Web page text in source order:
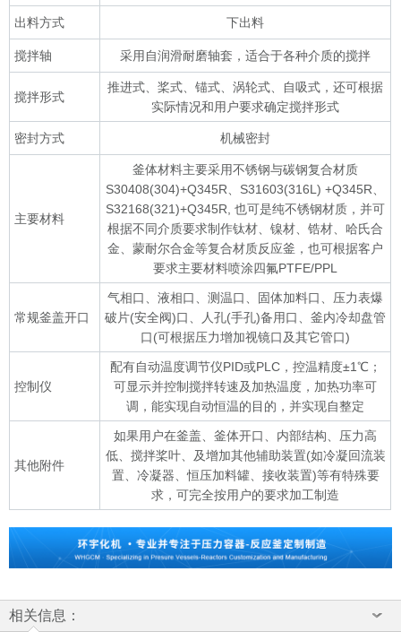
出料方式 下出料
搅拌轴 采用自润滑耐磨轴套，适合于各种介质的搅拌
搅拌形式
推进式、桨式、锚式、涡轮式、自吸式，还可根据
实际情况和用户要求确定搅拌形式
密封方式 机械密封
主要材料
釜体材料主要采用不锈钢与碳钢复合材质
S30408(304)+Q345R、S31603(316L) +Q345R、
S32168(321)+Q345R, 也可是纯不锈钢材质，并可
根据不同介质要求制作钛材、镍材、锆材、哈氏合
金、蒙耐尔合金等复合材质反应釜，也可根据客户
要求主要材料喷涂四氟PTFE/PPL
常规釜盖开口
气相口、液相口、测温口、固体加料口、压力表爆
破片(安全阀)口、人孔(手孔)备用口、釜内冷却盘管
口(可根据压力增加视镜口及其它管口)
控制仪
配有自动温度调节仪PID或PLC，控温精度±1℃；
可显示并控制搅拌转速及加热温度，加热功率可
调，能实现自动恒温的目的，并实现自整定
其他附件
如果用户在釜盖、釜体开口、内部结构、压力高
低、搅拌桨叶、及增加其他辅助装置(如冷凝回流装
置、冷凝器、恒压加料罐、接收装置)等有特殊要
求，可完全按用户的要求加工制造
相关信息：